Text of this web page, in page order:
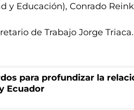
y Educación), Conrado
de Trabajo Jorge Triaca.
para profundizar la
Ecuador